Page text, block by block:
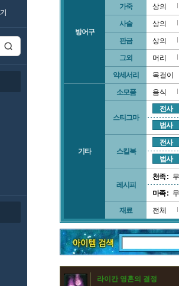
방어구
가죽 상의
사슬 상의
판금 상의
그외 머리
악세서리 목걸이
기타
소모품 음식
스티그마
전사
법사
스킬북
전사
법사
레시피
천족 :
마족 :
재료 전체
라이칸 영혼의 결정